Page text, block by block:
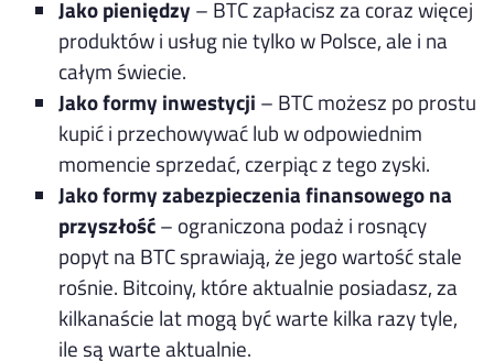
Jako pieniędzy – BTC zapłacisz za coraz więcej
produktów i usług nie tylko w Polsce, ale i na
całym świecie.
Jako formy inwestycji – BTC możesz po prostu
kupić i przechowywać lub w odpowiednim
momencie sprzedać, czerpiąc z tego zyski.
Jako formy zabezpieczenia finansowego na
przyszłość– ograniczona podaż i rosnący
popyt na BTC sprawiają, że jego wartość stale
rośnie. Bitcoiny, które aktualnie posiadasz, za
kilkanaście lat mogą być warte kilka razy tyle,
ile są warte aktualnie.